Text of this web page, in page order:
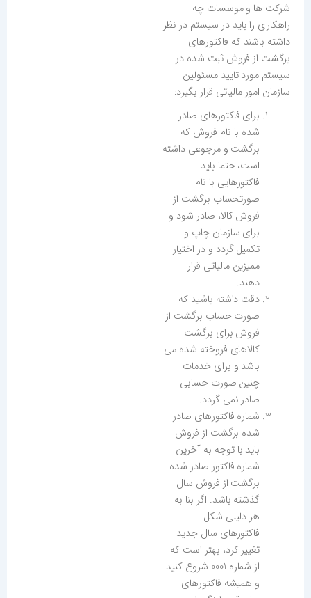
شرکت ها و موسسات چه
راهکاری را باید در سیستم در نظر
داشته باشند که فاکتورهای
برگشت از فروش ثبت شده در
سیستم مورد تایید مسئولین
سازمان امور مالیاتی قرار بگیرد:
برای فاکتورهای صادر
شده با نام فروش که
برگشت و مرجوعی داشته
است، حتما باید
فاکتورهایی با نام
صورتحساب برگشت از
فروش کالا، صادر شود و
برای سازمان چاپ و
تکمیل گردد و در اختیار
ممیزین مالیاتی قرار
دهند.
دقت داشته باشید که
صورت حساب برگشت از
فروش برای برگشت
کالاهای فروخته شده می
باشد و برای خدمات
چنین صورت حسابی
صادر نمی گردد.
شماره فاکتورهای صادر
شده برگشت از فروش
باید با توجه به آخرین
شماره فاکتور صادر شده
برگشت از فروش سال
گذشته باشد. اگر بنا به
هر دلیلی شکل
فاکتورهای سال جدید
تغییر کرد، بهتر است که
از شماره 0001 شروع کنید
و همیشه فاکتورهای